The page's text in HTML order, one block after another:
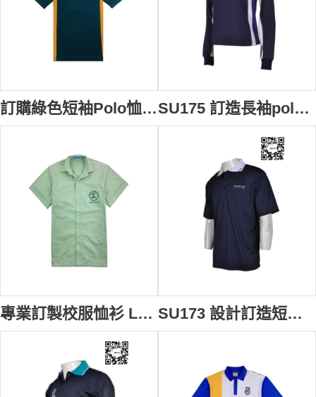
訂購綠色短袖Polo恤 撞色衫側 中小學生校服 設計訂造 POLO款運動校服 校服專門店 校服公司 澳洲 SU176 SU175 訂造長袖polo恤繡花校服款式polo恤 拼接撞色polo恤 校服polo恤公司
專業訂製校服恤衫 Logo繡花款式校服恤衫 校服造型選擇 校服恤衫專門店 伊斯蘭 SU174 SU173 設計訂造短袖polo恤 領位Logo印製polo恤 短袖校服運動polo恤 短袖polo恤公司